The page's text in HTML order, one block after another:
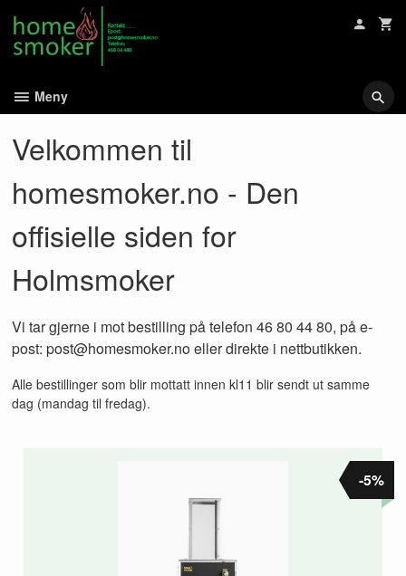
innholdet
Meny
Velkommen til
homesmoker.no - Den
offisielle siden for
Holmsmoker
Vi tar gjerne i mot bestilling på telefon 46 80 44 80, på e-
post: post@homesmoker.no eller direkte i nettbutikken.
Alle bestillinger som blir mottatt innen kl11 blir sendt ut samme
dag (mandag til fredag).
-5%